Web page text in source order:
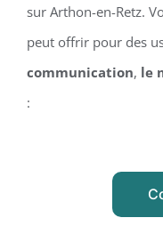
sur Arthon-en-Retz.
peut offrir pour des
communication, le
: